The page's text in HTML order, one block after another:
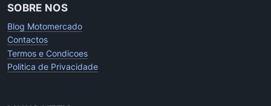
SOBRE NOS
Blog Motomercado
Contactos
Termos e Condicoes
Politica de Privacidade